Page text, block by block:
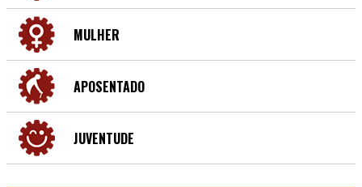
MULHER
APOSENTADO
JUVENTUDE